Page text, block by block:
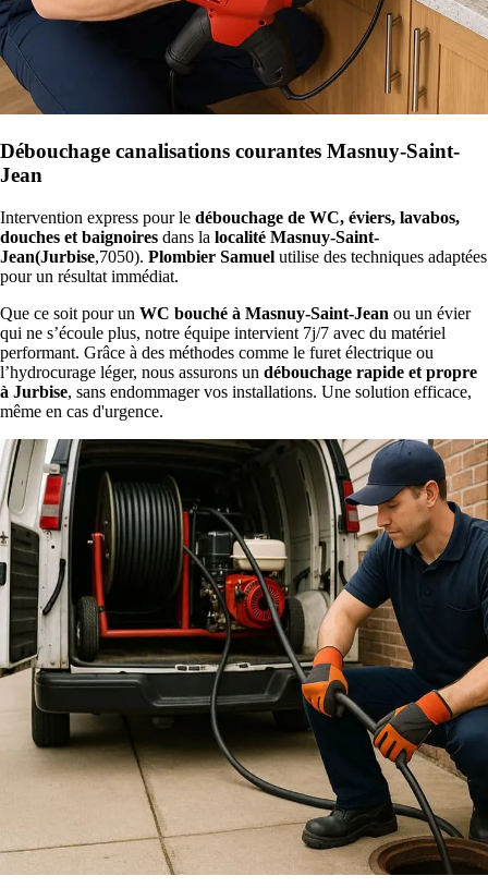
Débouchage canalisations courantes Masnuy-Saint-
Jean
Intervention express pour le débouchage de WC, éviers, lavabos,
douches et baignoires dans la localité Masnuy-Saint-
Jean(Jurbise,7050). Plombier Samuel utilise des techniques adaptées
pour un résultat immédiat.
Que ce soit pour un WC bouché à Masnuy-Saint-Jean ou un évier
qui ne s’écoule plus, notre équipe intervient 7j/7 avec du matériel
performant. Grâce à des méthodes comme le furet électrique ou
l’hydrocurage léger, nous assurons un débouchage rapide et propre
à Jurbise, sans endommager vos installations. Une solution efficace,
même en cas d'urgence.